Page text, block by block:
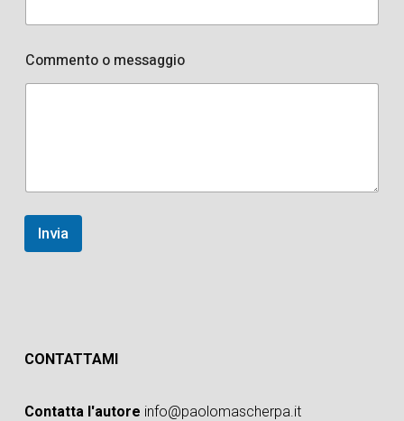
Commento o messaggio
Invia
CONTATTAMI
Contatta l'autore info@paolomascherpa.it